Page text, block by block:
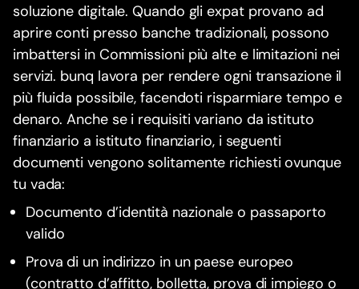
soluzione digitale. Quando gli expat provano ad
aprire conti presso banche tradizionali, possono
imbattersi in Commissioni più alte e limitazioni nei
servizi. bunq lavora per rendere ogni transazione il
più fluida possibile, facendoti risparmiare tempo e
denaro. Anche se i requisiti variano da istituto
finanziario a istituto finanziario, i seguenti
documenti vengono solitamente richiesti ovunque
tu vada:
Documento d’identità nazionale o passaporto
valido
Prova di un indirizzo in un paese europeo
(contratto d’affitto, bolletta, prova di impiego o